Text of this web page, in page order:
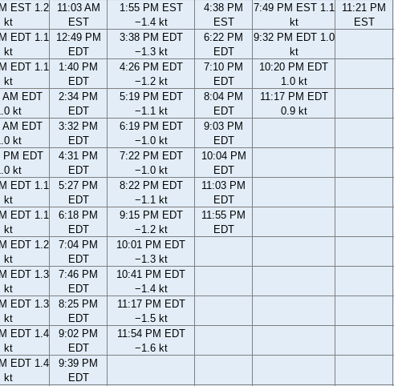
EST 1.2
kt
11:03 AM
EST
1:55 PM EST
−1.4 kt
4:38 PM
EST
7:49 PM EST 1.1
kt
11:21 PM
EST
EDT 1.1
kt
12:49 PM
EDT
3:38 PM EDT
−1.3 kt
6:22 PM
EDT
9:32 PM EDT 1.0
kt
EDT 1.1
kt
1:40 PM
EDT
4:26 PM EDT
−1.2 kt
7:10 PM
EDT
10:20 PM EDT
1.0 kt
AM EDT
kt
2:34 PM
EDT
5:19 PM EDT
−1.1 kt
8:04 PM
EDT
11:17 PM EDT
0.9 kt
AM EDT
kt
3:32 PM
EDT
6:19 PM EDT
−1.0 kt
9:03 PM
EDT
PM EDT
kt
4:31 PM
EDT
7:22 PM EDT
−1.0 kt
10:04 PM
EDT
EDT 1.1
kt
5:27 PM
EDT
8:22 PM EDT
−1.1 kt
11:03 PM
EDT
EDT 1.1
kt
6:18 PM
EDT
9:15 PM EDT
−1.2 kt
11:55 PM
EDT
EDT 1.2
kt
7:04 PM
EDT
10:01 PM EDT
−1.3 kt
EDT 1.3
kt
7:46 PM
EDT
10:41 PM EDT
−1.4 kt
EDT 1.3
kt
8:25 PM
EDT
11:17 PM EDT
−1.5 kt
EDT 1.4
kt
9:02 PM
EDT
11:54 PM EDT
−1.6 kt
EDT 1.4
kt
9:39 PM
EDT